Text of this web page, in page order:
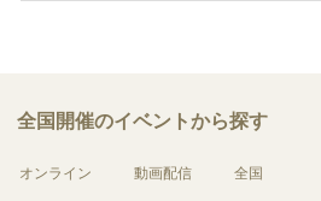
全国開催のイベントから探す
オンライン 動画配信 全国